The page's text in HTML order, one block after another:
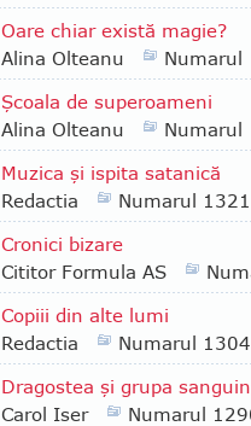
Oare chiar există magie?
Alina Olteanu
Numarul
Şcoala de superoameni
Alina Olteanu
Numarul
Muzica şi ispita satanică
Redactia
Numarul 1321
Cronici bizare
Cititor Formula AS
Copiii din alte lumi
Redactia
Numarul 1304
Dragostea şi grupa
Carol Iser
Numarul